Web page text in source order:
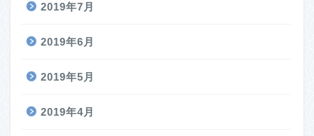
2019年7月
2019年6月
2019年5月
2019年4月